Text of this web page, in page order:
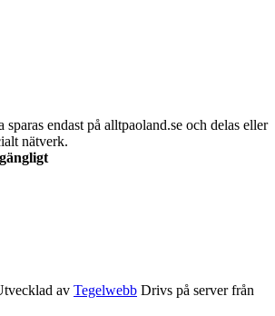
endast på alltpaoland.se och delas eller
nätverk.
av Tegelwebb Drivs på server från